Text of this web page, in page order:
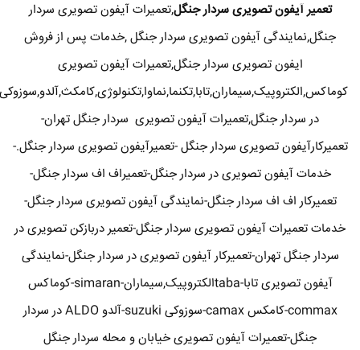
تعمیر آیفون تصویری سردار جنگل,تعمیرات آیفون تصویری سردار
جنگل,نمایندگی آیفون تصویری سردار جنگل ,خدمات پس از فروش
ایفون تصویری سردار جنگل,تعمیرات آیفون تصویری
کوماکس,الکتروپیک,سیماران,تابا,تکنما,نماوا,تکنولوژی,کامکث,آلدو,سوزوکی
در سردار جنگل,تعمیرات آیفون تصویری سردار جنگل تهران-
تعمیرکارآیفون تصویری سردار جنگل -تعمیرآیفون تصویری سردار جنگل.-
خدمات آیفون تصویری در سردار جنگل-تعمیراف اف سردار جنگل-
تعمیرکار اف اف سردار جنگل-نمایندگی آیفون تصویری سردار جنگل-
خدمات تعمیرات آیفون تصویری سردار جنگل-تعمیر دربازکن تصویری در
سردار جنگل تهران-تعمیرکار آیفون تصویری در سردار جنگل-نمایندگی
آیفون تصویری تابا-tabaالکتروپیک,سیماران-simaran-کوماکس
commax-کامکس camax-سوزوکی suzuki-آلدو ALDO در سردار
جنگل-تعمیرات آیفون تصویری خیابان و محله سردار جنگل